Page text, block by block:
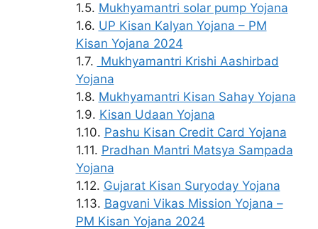
Mukhyamantri solar pump Yojana
UP Kisan Kalyan Yojana – PM
Kisan Yojana 2024
Mukhyamantri Krishi Aashirbad
Yojana
Mukhyamantri Kisan Sahay Yojana
Kisan Udaan Yojana
Pashu Kisan Credit Card Yojana
Pradhan Mantri Matsya Sampada
Yojana
Gujarat Kisan Suryoday Yojana
Bagvani Vikas Mission Yojana –
PM Kisan Yojana 2024